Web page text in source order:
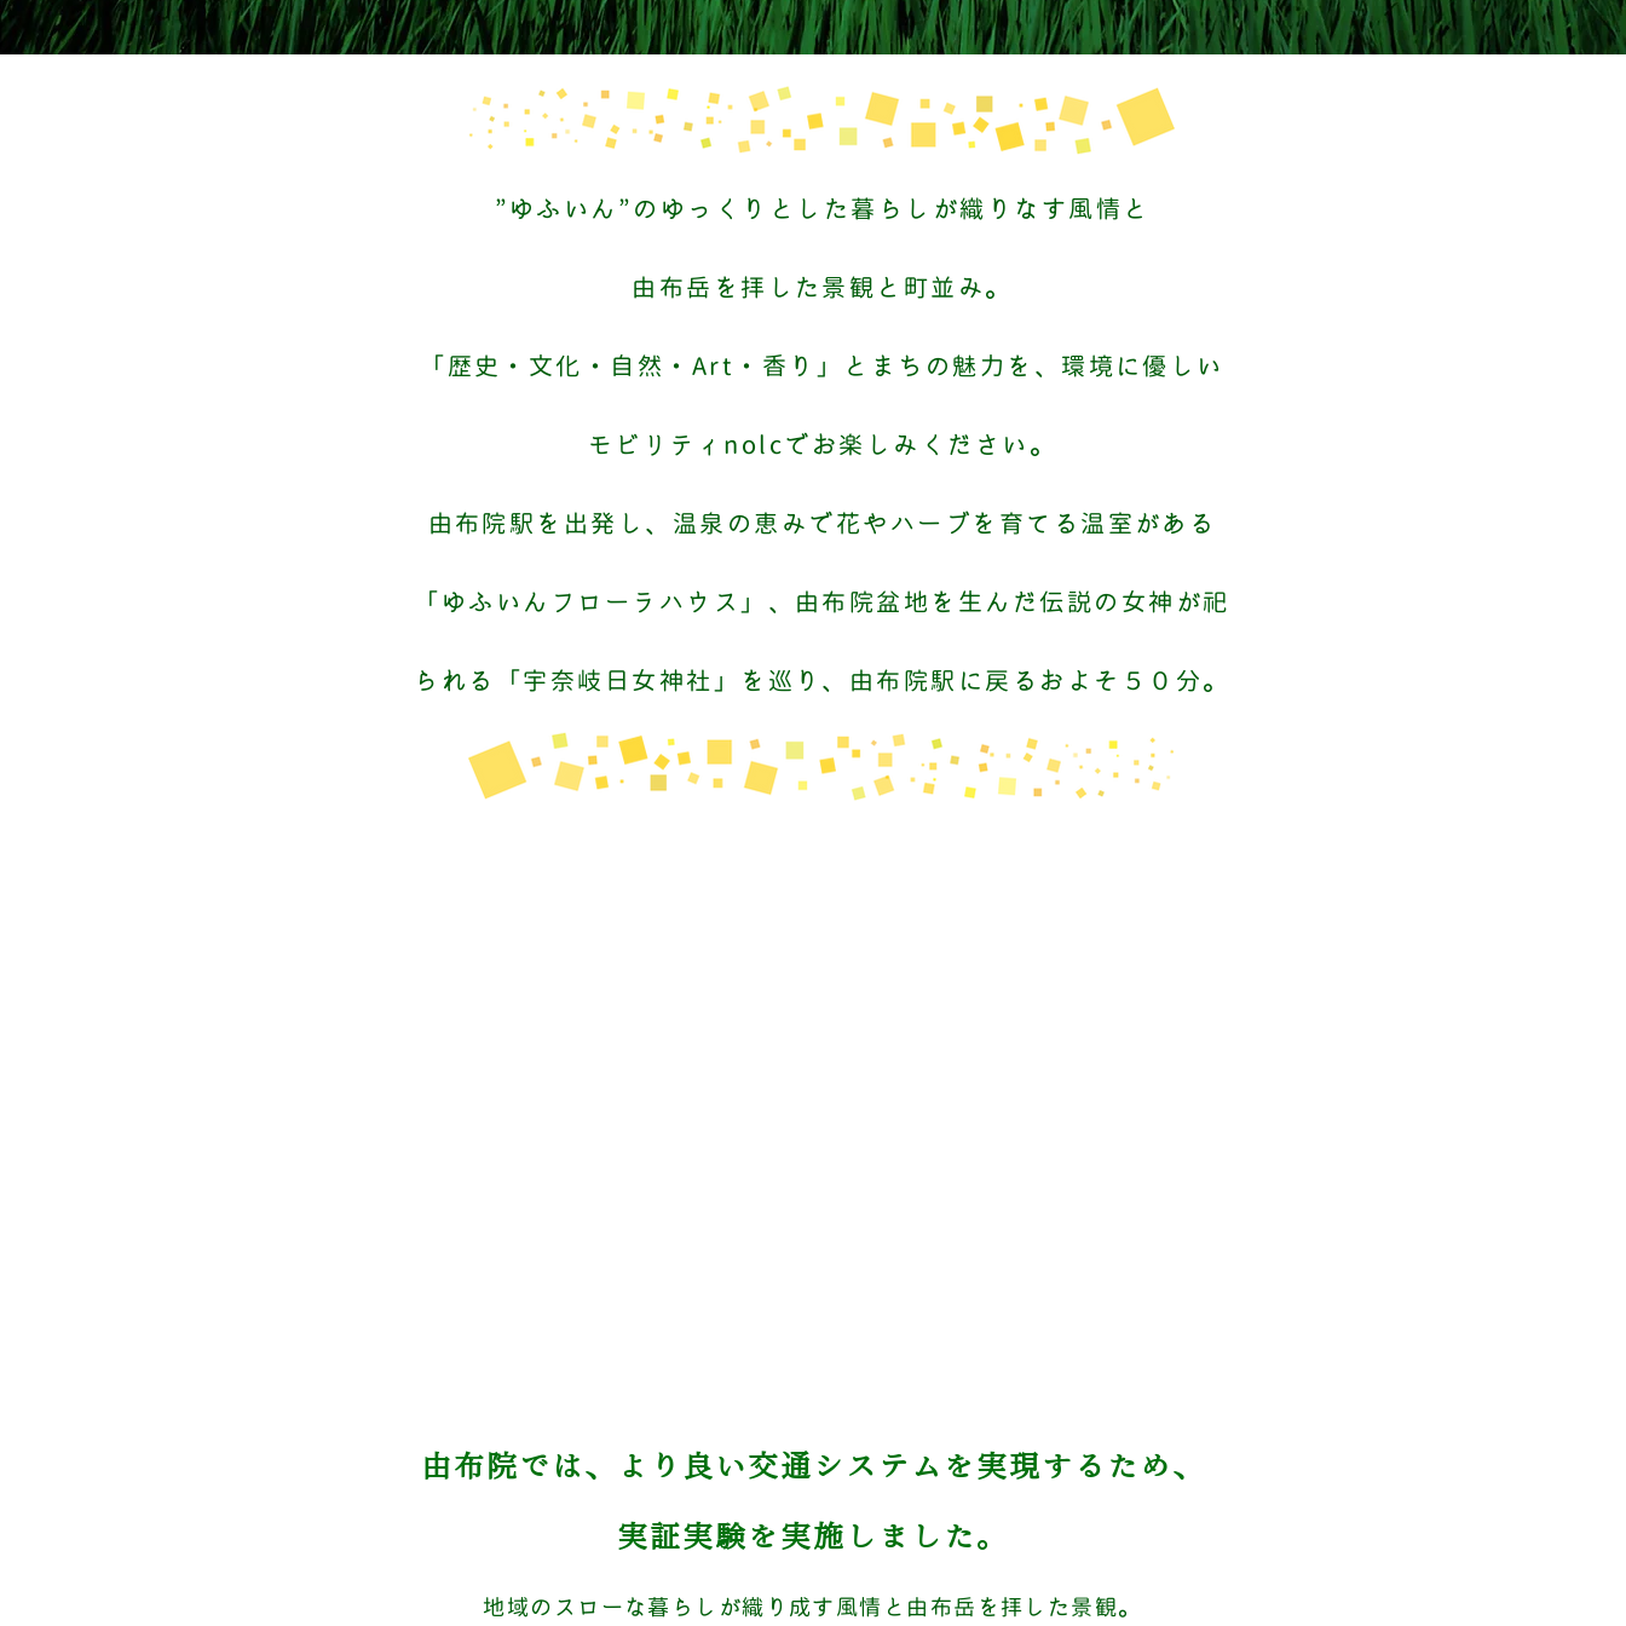
”ゆふいん”のゆっくりとした暮らしが織りなす風情と
由布岳を拝した景観と町並み。
「歴史・文化・自然・Art・香り」とまちの魅力を、環境に優しい
モビリティnolcでお楽しみください。
由布院駅を出発し、温泉の恵みで花やハーブを育てる温室がある
「ゆふいんフローラハウス」、由布院盆地を生んだ伝説の女神が祀
られる「宇奈岐日女神社」を巡り、由布院駅に戻るおよそ５０分。
由布院では、より良い交通システムを 実現するため、
実証実験を 実施しました。
地域のスローな暮らしが織り成す風情と由布岳を拝した景観。